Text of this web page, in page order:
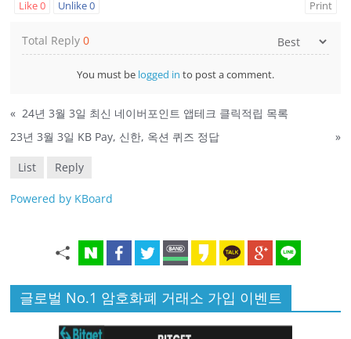
Like0 Unlike0 Print
Total Reply0
You must be logged in to post a comment.
« 24년 3월 3일 최신 네이버포인트 앱테크 클릭적립 목록
23년 3월 3일 KB Pay, 신한, 옥션 퀴즈 정답
»
List Reply
Powered by KBoard
글로벌 No.1 암호화폐 거래소 가입 이벤트